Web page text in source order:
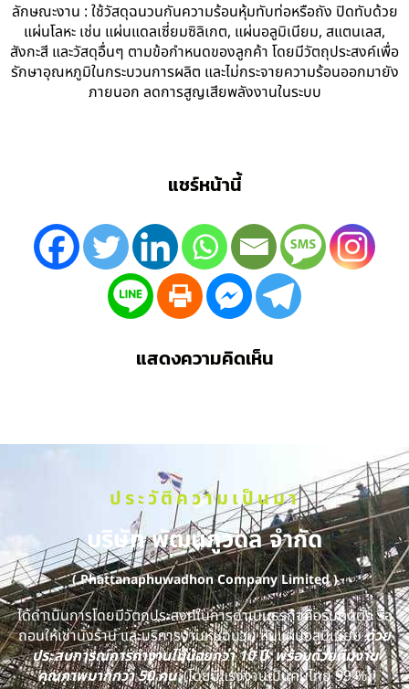
ลักษณะงาน : ใช้วัสดุฉนวนกันความร้อนหุ้มทับท่อหรือถัง ปิดทับด้วย
แผ่นโลหะ เช่น แผ่นแดลเซี่ยมซิลิเกต, แผ่นอลูมิเนียม, สแตนเลส,
สังกะสี และวัสดุอื่นๆ ตามข้อกำหนดของลูกค้า โดยมีวัตถุประสงค์เพื่อ
รักษาอุณหภูมิในกระบวนการผลิต และไม่กระจายความร้อนออกมายัง
ภายนอก ลดการสูญเสียพลังงานในระบบ
แชร์หน้านี้
แสดงความคิดเห็น
ประวัติความเป็นมา
บริษัท พัฒนภูวดล จำกัด
( Phattanaphuwadhon Company Limited )
ได้ดำเนินการโดยมีวัตถุประสงค์ในการดำเนินธุรกิจคือรับติดตั้ง รื้อ
ถอนให้เช่านั่งร้าน และบริการงานหุ้มฉนวน หุ้มแผ่นอลูมิเนียมด้วย
ประสบการณ์การทำงานไม่น้อยกว่า 10 ปี พร้อมด้วยทีมงาน
คุณภาพมากกว่า 50 คน(โดยมีแรงงานเป็นคนไทย 99 %)